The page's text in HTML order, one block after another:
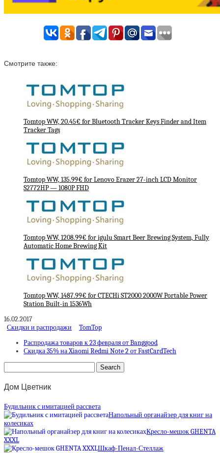
Смотрите также:
Tomtop WW, 20.45€ for Bluetooth Tracker Keys Finder and Item
Tracker Tags
Tomtop WW, 135.99€ for Lenovo Erazer 27-inch LCD Monitor
S2772HP — 1080P FHD
Tomtop WW, 1208.99€ for igulu Smart Beer Brewing System, Fully
Automatic Home Brewing Kit
Tomtop WW, 1487.99€ for CTECHi ST2000 2000W Portable Power
Station Built-in 1536Wh
16.02.2017
Скидки и распродажи
TomTop
Распродажа товаров к 23 февраля от Banggood
Скидка 35% на Xiaomi Redmi Note 2 от FastCardTech
Дом Цветник
Будильник с имитацией рассвета
Напольный органайзер для книг на
колесиках
Кресло-мешок GHENTA
XXXL
Шкаф-Пенал-Стеллаж